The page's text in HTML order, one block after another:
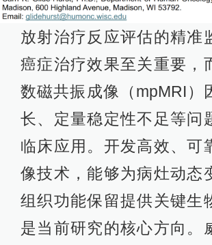
放射治疗反应评估的精准
癌症治疗效果至关重要，
数磁共振成像（mpMRI）
长、定量稳定性不足等问
临床应用。开发高效、可
像技术，能够为病灶动态
组织功能保留提供关键生
是当前研究的核心方向。